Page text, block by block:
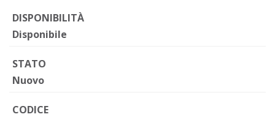
DISPONIBILITÀ
Disponibile
STATO
Nuovo
CODICE